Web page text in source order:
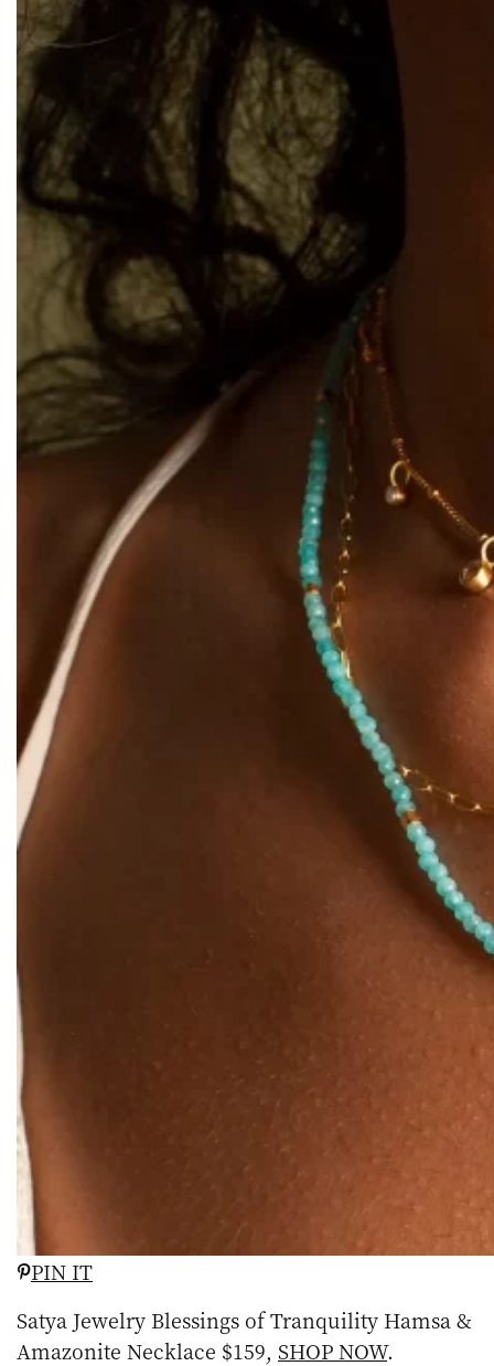
PIN IT
Satya Jewelry Blessings of Tranquility Hamsa &
Amazonite Necklace $159,SHOP NOW.